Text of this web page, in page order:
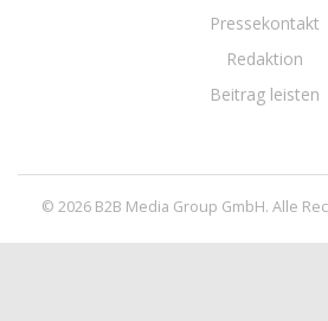
Pressekontakt
Redaktion
Beitrag leisten
© 2026 B2B Media Group GmbH. Alle